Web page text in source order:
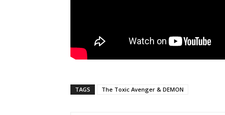
TAGS The Toxic Avenger & DEMON